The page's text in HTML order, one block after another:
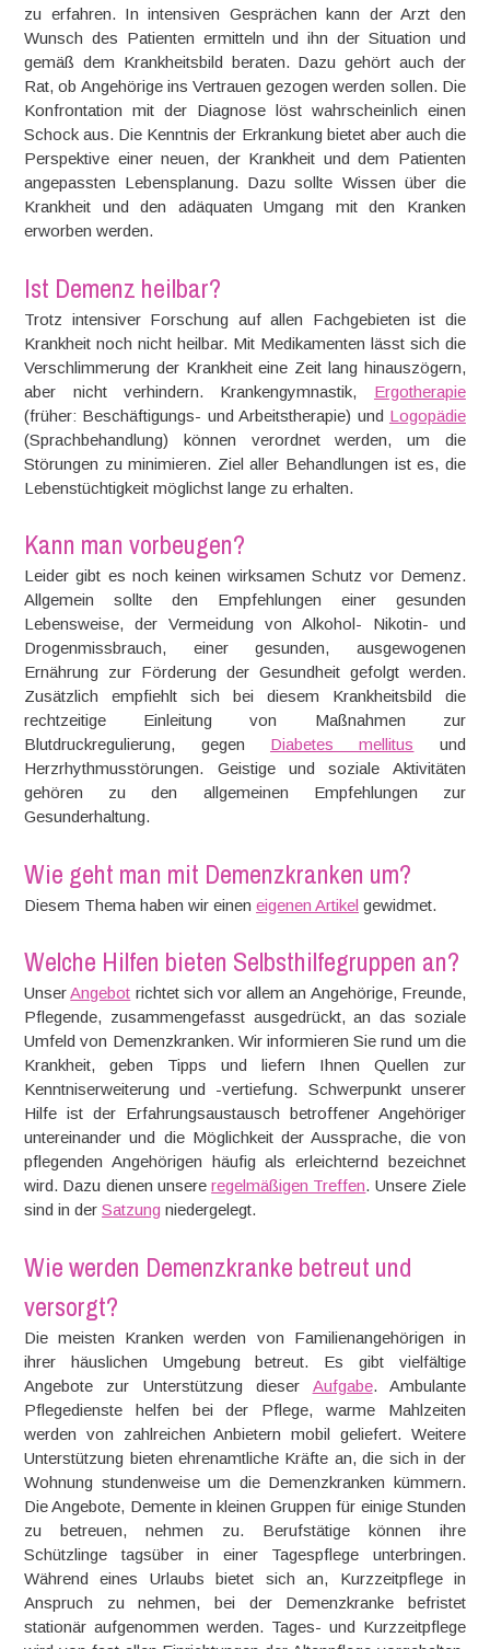
zu erfahren. In intensiven Gesprächen kann der Arzt den
Wunsch des Patienten ermitteln und ihn der Situation und
gemäß dem Krankheitsbild beraten. Dazu gehört auch der
Rat, ob Angehörige ins Vertrauen gezogen werden sollen. Die
Konfrontation mit der Diagnose löst wahrscheinlich einen
Schock aus. Die Kenntnis der Erkrankung bietet aber auch die
Perspektive einer neuen, der Krankheit und dem Patienten
angepassten Lebensplanung. Dazu sollte Wissen über die
Krankheit und den adäquaten Umgang mit den Kranken
erworben werden.
Ist Demenz heilbar?
Trotz intensiver Forschung auf allen Fachgebieten ist die
Krankheit noch nicht heilbar. Mit Medikamenten lässt sich die
Verschlimmerung der Krankheit eine Zeit lang hinauszögern,
aber nicht verhindern. Krankengymnastik, Ergotherapie
(früher: Beschäftigungs- und Arbeitstherapie) und Logopädie
(Sprachbehandlung) können verordnet werden, um die
Störungen zu minimieren. Ziel aller Behandlungen ist es, die
Lebenstüchtigkeit möglichst lange zu erhalten.
Kann man vorbeugen?
Leider gibt es noch keinen wirksamen Schutz vor Demenz.
Allgemein sollte den Empfehlungen einer gesunden
Lebensweise, der Vermeidung von Alkohol- Nikotin- und
Drogenmissbrauch, einer gesunden, ausgewogenen
Ernährung zur Förderung der Gesundheit gefolgt werden.
Zusätzlich empfiehlt sich bei diesem Krankheitsbild die
rechtzeitige Einleitung von Maßnahmen zur
Blutdruckregulierung, gegen Diabetes mellitus und
Herzrhythmusstörungen. Geistige und soziale Aktivitäten
gehören zu den allgemeinen Empfehlungen zur
Gesunderhaltung.
Wie geht man mit Demenzkranken um?
Diesem Thema haben wir eineneigenen Artikel gewidmet.
Welche Hilfen bieten Selbsthilfegruppen an?
UnserAngebot richtet sich vor allem an Angehörige, Freunde,
Pflegende, zusammengefasst ausgedrückt, an das soziale
Umfeld von Demenzkranken. Wir informieren Sie rund um die
Krankheit, geben Tipps und liefern Ihnen Quellen zur
Kenntniserweiterung und -vertiefung. Schwerpunkt unserer
Hilfe ist der Erfahrungsaustausch betroffener Angehöriger
untereinander und die Möglichkeit der Aussprache, die von
pflegenden Angehörigen häufig als erleichternd bezeichnet
wird. Dazu dienen unsereregelmäßigen Treffen. Unsere Ziele
sind in derSatzung niedergelegt.
Wie werden Demenzkranke betreut und
versorgt?
Die meisten Kranken werden von Familienangehörigen in
ihrer häuslichen Umgebung betreut. Es gibt vielfältige
Angebote zur Unterstützung dieser Aufgabe. Ambulante
Pflegedienste helfen bei der Pflege, warme Mahlzeiten
werden von zahlreichen Anbietern mobil geliefert. Weitere
Unterstützung bieten ehrenamtliche Kräfte an, die sich in der
Wohnung stundenweise um die Demenzkranken kümmern.
Die Angebote, Demente in kleinen Gruppen für einige Stunden
zu betreuen, nehmen zu. Berufstätige können ihre
Schützlinge tagsüber in einer Tagespflege unterbringen.
Während eines Urlaubs bietet sich an, Kurzzeitpflege in
Anspruch zu nehmen, bei der Demenzkranke befristet
stationär aufgenommen werden. Tages- und Kurzzeitpflege